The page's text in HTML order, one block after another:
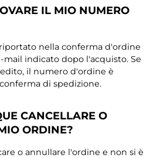
IL MIO NUMERO
nella conferma d'ordine
indicato dopo l'acquisto. Se
il numero d'ordine è
di spedizione.
CANCELLARE O
ORDINE?
o annullare l'ordine e non si è